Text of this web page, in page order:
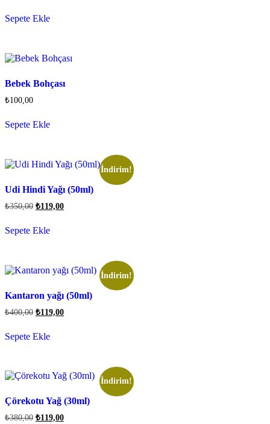
Sepete Ekle
Bebek Bohçası
₺100,00
Sepete Ekle
İndirim!
Udi Hindi Yağı (50ml)
₺350,00 ₺119,00
Sepete Ekle
İndirim!
Kantaron yağı (50ml)
₺400,00 ₺119,00
Sepete Ekle
İndirim!
Çörekotu Yağ (30ml)
₺380,00 ₺119,00